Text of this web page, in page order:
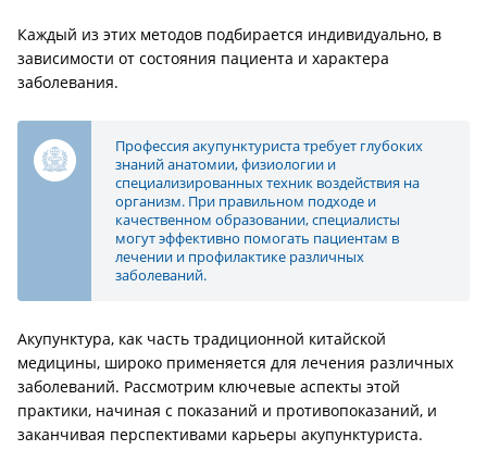
Каждый из этих методов подбирается индивидуально, в
зависимости от состояния пациента и характера
заболевания.
Профессия акупунктуриста требует глубоких
знаний анатомии, физиологии и
специализированных техник воздействия на
организм. При правильном подходе и
качественном образовании, специалисты
могут эффективно помогать пациентам в
лечении и профилактике различных
заболеваний.
Акупунктура, как часть традиционной китайской
медицины, широко применяется для лечения различных
заболеваний. Рассмотрим ключевые аспекты этой
практики, начиная с показаний и противопоказаний, и
заканчивая перспективами карьеры акупунктуриста.